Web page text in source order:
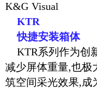
K&G Visual
KTR
快捷安装箱体
KTR系列作为创
减少屏体重量,也极
筑空间采光效果,成